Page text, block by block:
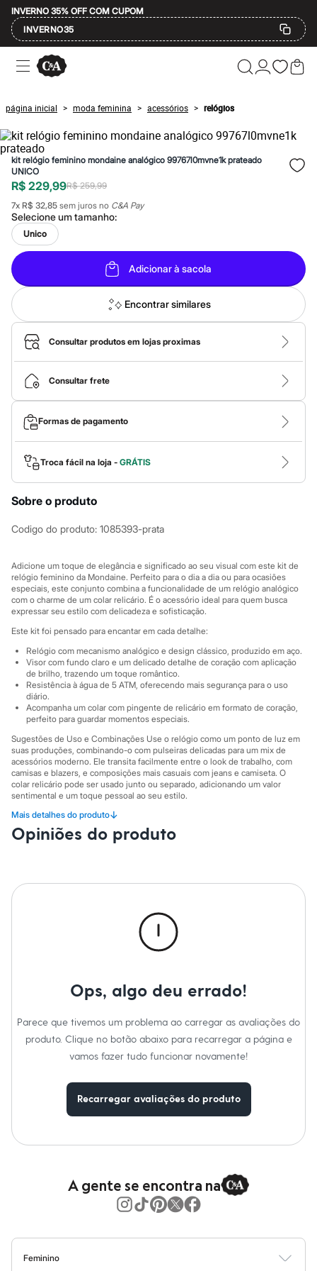
INVERNO 35% OFF COM CUPOM
INVERNO35
Ofertas
Compre por Departamento
Masculino
Infantil
Calçados
Mindse7
Plus Size
Até 20% off
Até 40% off
Até 60% off
A partir de 60% off
Feminino
Em alta
Inverno
Alfaiataria
Novidades
Roupas
Blusas e Camisetas
Básicos
Calças
Casacos e Jaquetas
Jeans
Macacões
Saias
Shorts e Bermudas
Vestidos
Acessórios
Bolsas
Bonés e Chapéus
Cintos
Óculos
Relógios
Calçados
Chinelos
Rasteirinhas
Sapatilhas
Tênis
Marcas
City
Clock House
Mindset
Sawary
Yessica
Moda esportiva
Acessórios
Blusas
Calçados
Leggings
Shorts e Bermudas
Tops
Moda íntima
Calcinhas
Cintas e Modeladores
Meias
Sutiãs e Tops
Moda praia
Biquínis
Personagens
Plus size
Dia dos Pais
Inverno
Novidades
Camisetas e Regatas
Jeans
Polos
Bolsas e Mochilas
Chapéus e Bonés
Relógios
Calçados
Botas
página inicial > moda feminina > acessórios > relógios
kit relógio feminino mondaine analógico 99767l0mvne1k prateado
UNICO
R$ 229,99R$ 259,99
7x R$ 32,85 sem juros no C&A Pay
Selecione umtamanho:
Unico
Adicionar à sacola
Encontrar similares
Consultar produtos em lojas proximas
Consultar frete
Formas de pagamento
Troca fácil na loja - GRÁTIS
Sobre o produto
Codigo do produto: 1085393-prata
Adicione um toque de elegância e significado ao seu visual com este kit de
relógio feminino da Mondaine. Perfeito para o dia a dia ou para ocasiões
especiais, este conjunto combina a funcionalidade de um relógio analógico
com o charme de um colar relicário. É o acessório ideal para quem busca
expressar seu estilo com delicadeza e sofisticação.
Este kit foi pensado para encantar em cada detalhe:
Relógio com mecanismo analógico e design clássico, produzido em aço.
Visor com fundo claro e um delicado detalhe de coração com aplicação
de brilho, trazendo um toque romântico.
Resistência à água de 5 ATM, oferecendo mais segurança para o uso
diário.
Acompanha um colar com pingente de relicário em formato de coração,
perfeito para guardar momentos especiais.
Sugestões de Uso e Combinações Use o relógio como um ponto de luz em
suas produções, combinando-o com pulseiras delicadas para um mix de
acessórios moderno. Ele transita facilmente entre o look de trabalho, com
camisas e blazers, e composições mais casuais com jeans e camiseta. O
colar relicário pode ser usado junto ou separado, adicionando um valor
sentimental e um toque pessoal ao seu estilo.
A gente se encontra na C&A! ❤
Mais detalhes do produto↓
Informacoes gerais:
Opiniões do produto
Ops, algo deu errado!
Parece que tivemos um problema ao carregar as avaliações do
produto. Clique no botão abaixo para recarregar a página e
vamos fazer tudo funcionar novamente!
Recarregar avaliações do produto
A gente se encontra na
Feminino